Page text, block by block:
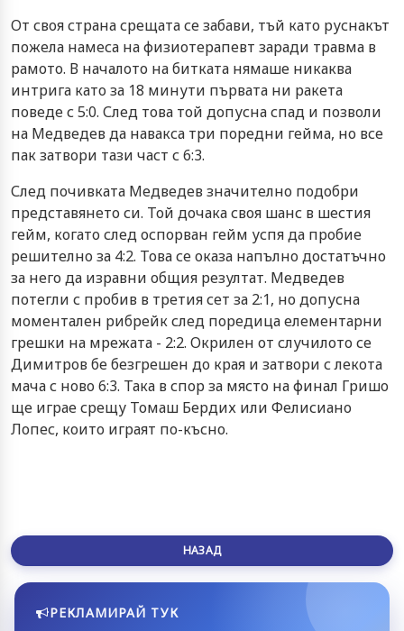
От своя страна срещата се забави, тъй като руснакът
пожела намеса на физиотерапевт заради травма в
рамото. В началото на битката нямаше никаква
интрига като за 18 минути първата ни ракета
поведе с 5:0. След това той допусна спад и позволи
на Медведев да навакса три поредни гейма, но все
пак затвори тази част с 6:3.
След почивката Медведев значително подобри
представянето си. Той дочака своя шанс в шестия
гейм, когато след оспорван гейм успя да пробие
решително за 4:2. Това се оказа напълно достатъчно
за него да изравни общия резултат. Медведев
потегли с пробив в третия сет за 2:1, но допусна
моментален рибрейк след поредица елементарни
грешки на мрежата - 2:2. Окрилен от случилото се
Димитров бе безгрешен до края и затвори с лекота
мача с ново 6:3. Така в спор за място на финал Гришо
ще играе срещу Томаш Бердих или Фелисиано
Лопес, които играят по-късно.
НАЗАД
РЕКЛАМИРАЙ ТУК